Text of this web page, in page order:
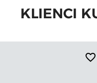
KLIENCI
favorite_border